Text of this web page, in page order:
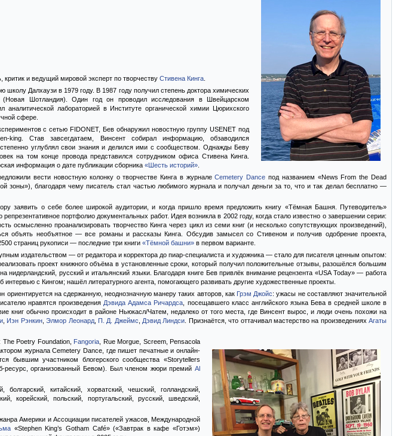
и ведущий мировой эксперт по творчеству Стивена Кинга.
Далхаузи в 1979 году. В 1987 году получил степень доктора химических
Шотландия). Один год он проводил исследования в Швейцарском
лабораторией в Институте органической химии Цюрихского
сфере.
с сетью FIDONET, Бев обнаружил новостную группу USENET под
king. Став завсегдатаем, Винсент собирал информацию, обзаводился
углублял свои знания и делился ими с сообществом. Однажды Беву
на том конце провода представился сотрудником офиса Стивена Кинга.
информация о дате публикации сборника «Шесть историй»
вести новостную колонку о творчестве Кинга в журналеCemetery Dance под названием «News From the Dead
зоны»), благодаря чему писатель стал частью любимого журнала и получал деньги за то, что и так делал бесплатно —
заявить о себе более широкой аудитории, и когда пришло время предложить книгу «Тёмная Башня. Путеводитель»
портфолио документальных работ. Идея возникла в 2002 году, когда стало известно о завершении серии:
осмысленно проанализировать творчество Кинга через цикл из семи книг (и несколько сопутствующих произведений),
объять необъятное — все романы и рассказы Кинга. Обсудив замысел со Стивеном и получив одобрение проекта,
страниц рукописи — последние три книги «Тёмной башни» в первом варианте.
издательством — от редактора и корректора до пиар-специалиста и художника — стало для писателя ценным опытом:
проект книжного объёма в установленные сроки, который получил положительные отзывы, разошёлся большим
нидерландский, русский и итальянский языки. Благодаря книге Бев привлёк внимание рецензента «USA Today» — работа
интервью с Кингом; нашёл литературного агента, помогающего развивать другие художественные проекты.
ориентируется на сдержанную, неоднозначную манеру таких авторов, как Грэм Джойс: ужасы не составляют значительной
нравятся произведения Дэвида Адамса Ричардса , посещавшего класс английского языка Бева в средней школе в
книг обычно происходит в районе Ньюкасл/Чатем, недалеко от того места, где Винсент вырос, и люди очень похожи на
Иэн Рэнкин,Элмор Леонард, П. Д. Джеймс Дэвид Линдси . Признаётся, что оттачивал мастерство на произведенияхАгаты
Poetry Foundation, Fangoria , Rue Morgue, Screem, Pensacola
журнала Cemetery Dance, где пишет печатные и онлайн-
бывшим участником блогерского сообщества «Storytellers
ресурс, организованный Бевом). Был членом жюри премий Al
китайский, хорватский, чешский, голландский,
корейский, польский, португальский, русский, шведский,
Америки и Ассоциации писателей ужасов, Международной
«Stephen King’s Gotham Café» («Завтрак в кафе «Готэм»)